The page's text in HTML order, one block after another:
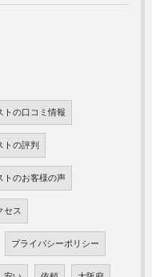
トの口コミ情報
トの評判
トのお客様の声
セス
プライバシーポリシー